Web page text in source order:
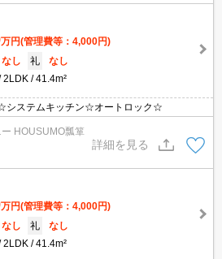
万円(管理費等：4,000円)
なし 礼
なし
2LDK 41.4m²
システムキッチン☆オートロック☆
HOUSUMO瓢箪
詳細を見る
万円(管理費等：4,000円)
なし 礼
なし
2LDK 41.4m²